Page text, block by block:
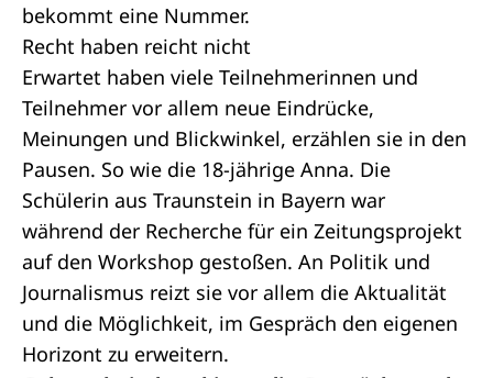
bekommt eine Nummer.
Recht haben reicht nicht
Erwartet haben viele Teilnehmerinnen und
Teilnehmer vor allem neue Eindrücke,
Meinungen und Blickwinkel, erzählen sie in den
Pausen. So wie die 18-jährige Anna. Die
Schülerin aus Traunstein in Bayern war
während der Recherche für ein Zeitungsprojekt
auf den Workshop gestoßen. An Politik und
Journalismus reizt sie vor allem die Aktualität
und die Möglichkeit, im Gespräch den eigenen
Horizont zu erweitern.